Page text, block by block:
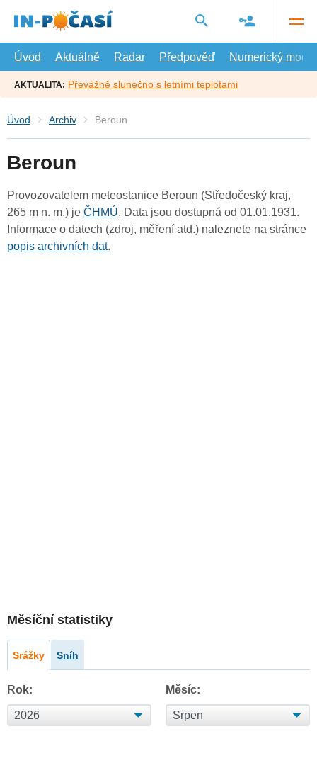
hlavní
Úvod
Aktuálně Radar Předpověď Numerický model
AKTUALITA: Převážně slunečno s letními teplotami
Úvod Archiv Beroun
Beroun
Provozovatelem meteostanice Beroun (Středočeský kraj,
265 m n. m.) je ČHMÚ. Data jsou dostupná od 01.01.1931.
Informace o datech (zdroj, měření atd.) naleznete na stránce
popis archivních dat.
Měsíční statistiky
Srážky Sníh
Rok: Měsíc: